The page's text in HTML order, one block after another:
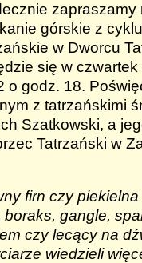
zapraszamy
górskie z
w Dworcu
się w
o godz. 18.
z tatrzańskimi
Szatkowski, a
Tatrzański w
firn czy piekielna
gangle,
czy lecący na
wiedzieli